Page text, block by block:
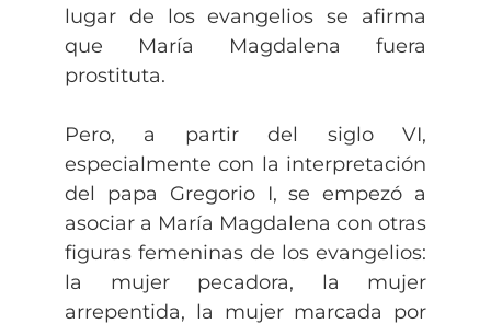
lugar de los evangelios se afirma
que María Magdalena fuera
prostituta.
Pero, a partir del siglo VI,
especialmente con la interpretación
del papa Gregorio I, se empezó a
asociar a María Magdalena con otras
figuras femeninas de los evangelios:
la mujer pecadora, la mujer
arrepentida, la mujer marcada por